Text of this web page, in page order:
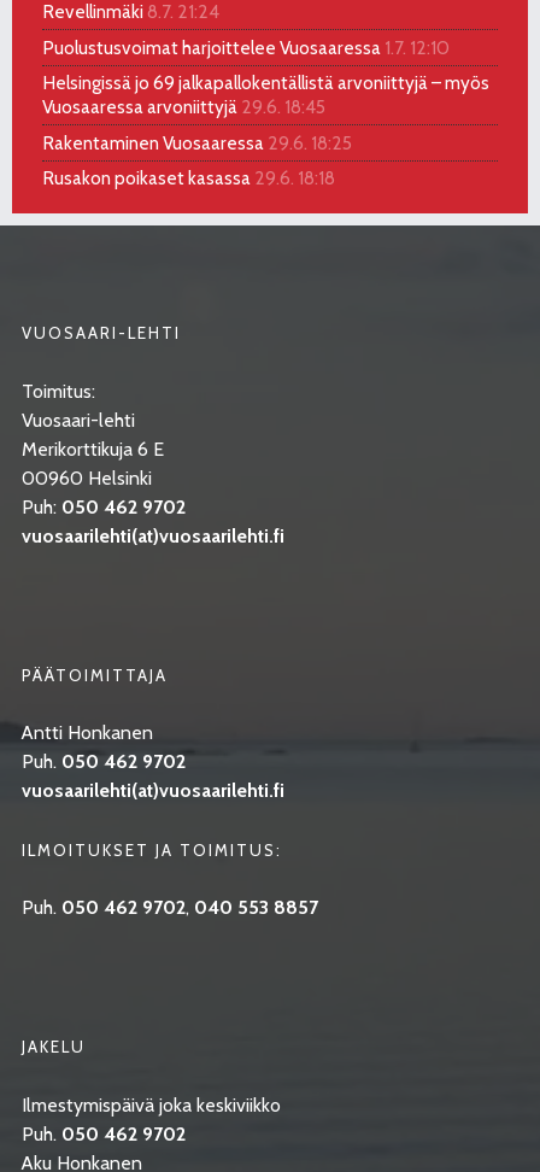
Revellinmäki 8.7. 21:24
Puolustusvoimat harjoittelee Vuosaaressa 1.7. 12:10
Helsingissä jo 69 jalkapallokentällistä arvoniittyjä – myös
Vuosaaressa arvoniittyjä 29.6. 18:45
Rakentaminen Vuosaaressa 29.6. 18:25
Rusakon poikaset kasassa 29.6. 18:18
VUOSAARI-LEHTI
Toimitus:
Vuosaari-lehti
Merikorttikuja 6 E
00960 Helsinki
Puh: 050 462 9702
vuosaarilehti(at)vuosaarilehti.fi
PÄÄTOIMITTAJA
Antti Honkanen
Puh. 050 462 9702
vuosaarilehti(at)vuosaarilehti.fi
ILMOITUKSET JA TOIMITUS:
Puh. 050 462 9702, 040 553 8857
JAKELU
Ilmestymispäivä joka keskiviikko
Puh. 050 462 9702
Aku Honkanen